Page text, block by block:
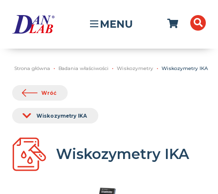
MENU
Strona główna Badania właściwości Wiskozymetry Wiskozymetry IKA
Wróć
Wiskozymetry IKA
Wiskozymetry IKA